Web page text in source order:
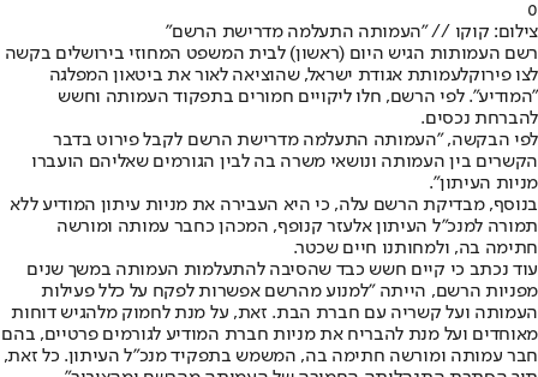
0
צילום: קוקו // "העמותה התעלמה מדרישת הרשם"
רשם העמותות הגיש היום (ראשון) לבית המשפט המחוזי בירושלים בקשה
לצו פירוקלעמותת אגודת ישראל, שהוציאה לאור את ביטאון המפלגה
"המודיע". לפי הרשם, חלו ליקויים חמורים בתפקוד העמותה וחשש
להברחת נכסים.
לפי הבקשה, "העמותה התעלמה מדרישת הרשם לקבל פירוט בדבר
הקשרים בין העמותה ונושאי משרה בה לבין הגורמים שאליהם הועברו
מניות העיתון".
בנוסף, מבדיקת הרשם עלה, כי היא העבירה את מניות עיתון המודיע ללא
תמורה למנכ"ל העיתון אלעזר קנופף, המכהן כחבר עמותה ומורשה
חתימה בה, ולמחותנו חיים שכטר.
עוד נכתב כי קיים חשש כבד שהסיבה להתעלמות העמותה במשך שנים
מפניות הרשם, הייתה "למנוע מהרשם אפשרות לפקח על כלל פעילות
העמותה ועל קשריה עם חברת הבת. זאת, על מנת לחמוק מלהגיש דוחות
מאוחדים ועל מנת להבריח את מניות חברת המודיע לגורמים פרטיים, בהם
חבר עמותה ומורשה חתימה בה, המשמש בתפקיד מנכ"ל העיתון. כל זאת,